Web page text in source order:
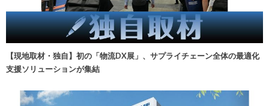
【現地取材・独自】初の「物流DX展」、サプライチェーン全体の最適化
支援ソリューションが集結